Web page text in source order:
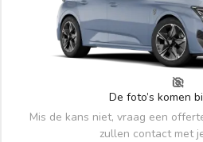
De foto’s komen
Mis de kans niet, vraag een
zullen contact met